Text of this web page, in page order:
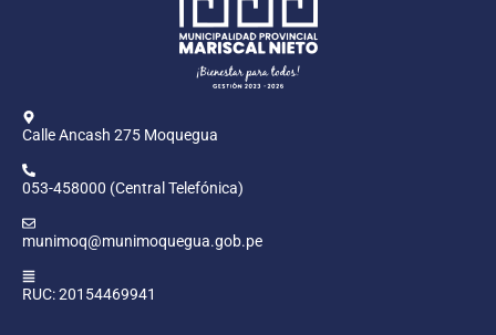
Calle Ancash 275 Moquegua
053-458000 (Central Telefónica)
munimoq@munimoquegua.gob.pe
RUC: 20154469941